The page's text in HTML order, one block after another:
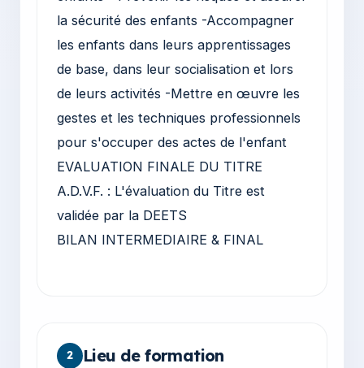
la sécurité des enfants -Accompagner
les enfants dans leurs apprentissages
de base, dans leur socialisation et lors
de leurs activités -Mettre en œuvre les
gestes et les techniques professionnels
pour s'occuper des actes de l'enfant
EVALUATION FINALE DU TITRE
A.D.V.F. : L'évaluation du Titre est
validée par la DEETS
BILAN INTERMEDIAIRE & FINAL
2 Lieu de formation